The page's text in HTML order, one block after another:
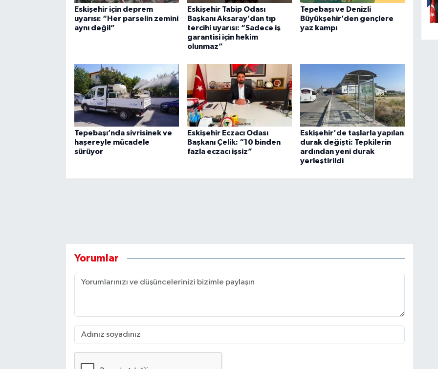
Eskişehir için deprem
uyarısı: “Her parselin zemini
aynı değil”
Eskişehir Tabip Odası
Başkanı Aksaray’dan tıp
tercihi uyarısı: “Sadece iş
garantisi için hekim
olunmaz”
Tepebaşı ve Denizli
Büyükşehir’den gençlere
yaz kampı
Tepebaşı’nda sivrisinek ve
haşereyle mücadele
sürüyor
Eskişehir Eczacı Odası
Başkanı Çelik: “10 binden
fazla eczacı işsiz”
Eskişehir'de taşlarla yapılan
durak değişti: Tepkilerin
ardından yeni durak
yerleştirildi
Yorumlar